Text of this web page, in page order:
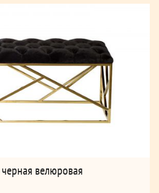
черная велюровая